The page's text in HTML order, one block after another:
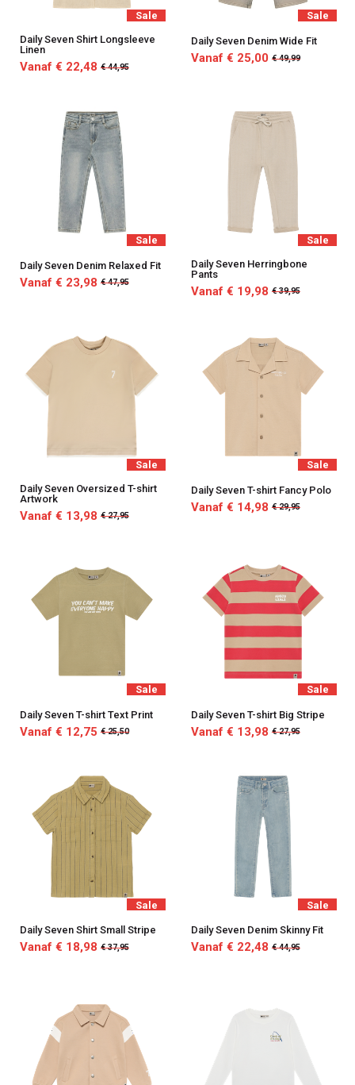
Sale
Daily Seven Shirt Longsleeve
Linen
Vanaf € 22,48 € 44,95
Sale
Daily Seven Denim Wide Fit
Vanaf € 25,00 € 49,99
Sale
Daily Seven Denim Relaxed Fit
Vanaf € 23,98 € 47,95
Sale
Daily Seven Herringbone
Pants
Vanaf € 19,98 € 39,95
Sale
Daily Seven Oversized T-shirt
Artwork
Vanaf € 13,98 € 27,95
Sale
Daily Seven T-shirt Fancy Polo
Vanaf € 14,98 € 29,95
Sale
Daily Seven T-shirt Text Print
Vanaf € 12,75 € 25,50
Sale
Daily Seven T-shirt Big Stripe
Vanaf € 13,98 € 27,95
Sale
Daily Seven Shirt Small Stripe
Vanaf € 18,98 € 37,95
Sale
Daily Seven Denim Skinny Fit
Vanaf € 22,48 € 44,95